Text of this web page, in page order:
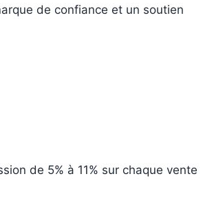
de confiance et un soutien
de 5% à 11% sur chaque vente